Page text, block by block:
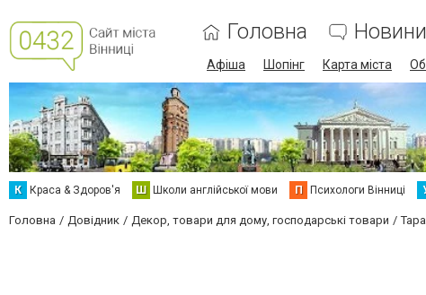
Головна Новини
Афіша Шопінг Карта міста
К Краса & Здоров'я Ш Школи англійської мови П Психологи Вінниці
Головна Довідник Декор, товари для дому, господарські товари